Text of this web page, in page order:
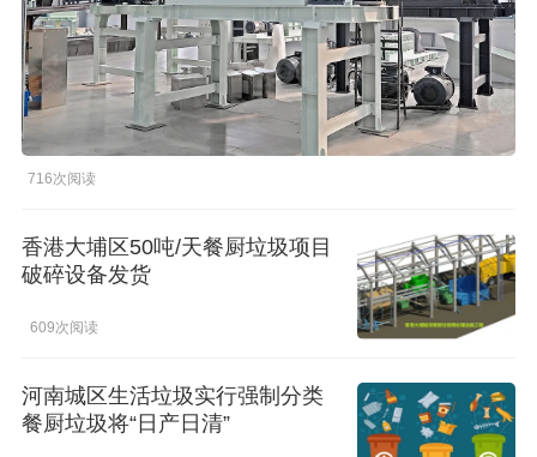
脉冲除尘器 轮胎抽丝机
716次阅读
香港大埔区50吨/天餐厨垃圾项目
破碎设备发货
609次阅读
河南城区生活垃圾实行强制分类
餐厨垃圾将“日产日清”